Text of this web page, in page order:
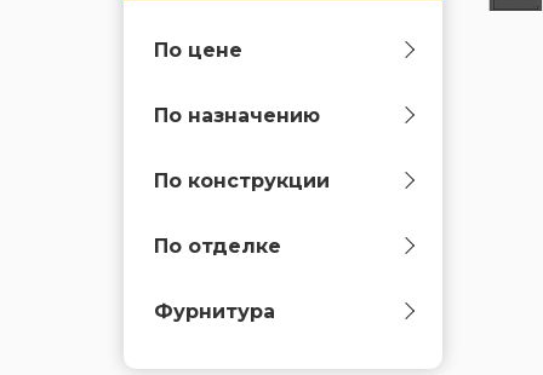
По цене
По назначению
По конструкции
По отделке
Фурнитура